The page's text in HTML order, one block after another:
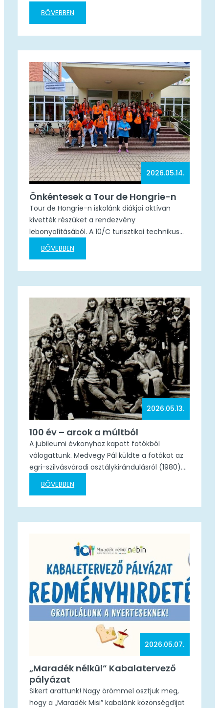
népművészet, festőművészet, zeneszerzők,
irodalom, tudósok, történelem, feltalálók,
meg.
BŐVEBBEN
2026.05.14.
Önkéntesek a Tour de Hongrie-n
Tour de Hongrie-n iskolánk diákjai aktívan
kivették részüket a rendezvény
lebonyolításából. A 10/C turisztikai technikus
osztály tanulói Aradszky Ila osztályfőnök
vezetésével segítették a szervezők munkáját,
példamutató hozzáállást!
BŐVEBBEN
2026.05.13.
100 év – arcok a múltból
A jubileumi évkönyhöz kapott fotókból
válogattunk. Medvegy Pál küldte a fotókat az
egri-szilvásváradi osztálykirándulásról (1980).
Osztályfőnök dr. Kókay László. A jubileumi
évkönyvhöz továbbra is várjuk a
BŐVEBBEN
2026.05.07.
„Maradék nélkül” Kabalatervező
pályázat
Sikert arattunk! Nagy örömmel osztjuk meg,
hogy a „Maradék Misi” kabalánk közönségdíjat